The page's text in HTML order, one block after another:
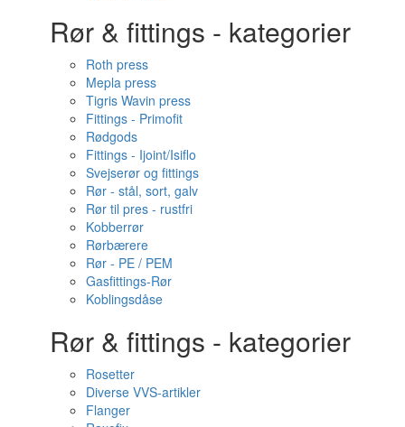
Rør & fittings - kategorier
Roth press
Mepla press
Tigris Wavin press
Fittings - Primofit
Rødgods
Fittings - Ijoint/Isiflo
Svejserør og fittings
Rør - stål, sort, galv
Rør til pres - rustfri
Kobberrør
Rørbærere
Rør - PE / PEM
Gasfittings-Rør
Koblingsdåse
Rør & fittings - kategorier
Rosetter
Diverse VVS-artikler
Flanger